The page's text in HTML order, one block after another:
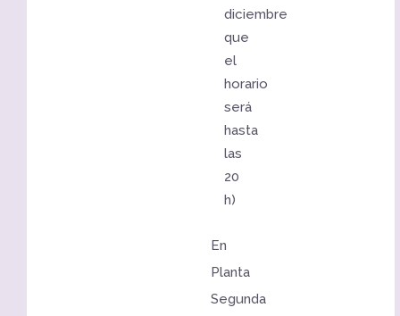
diciembre
que
el
horario
será
hasta
las
20
h)
En
Planta
Segunda